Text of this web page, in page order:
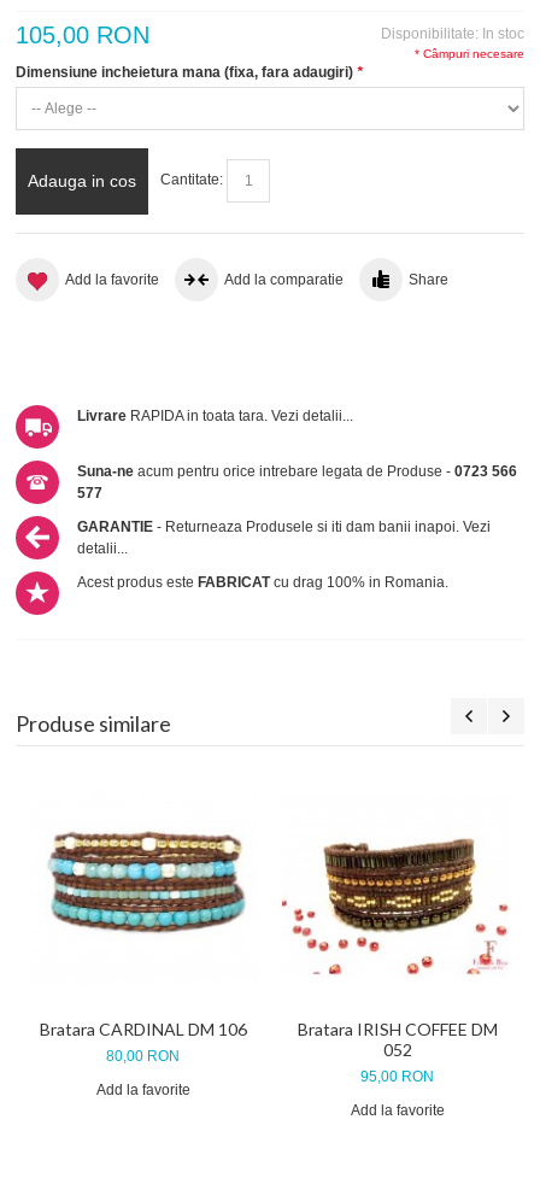
Disponibilitate: In stoc
105,00 RON
*
Dimensiune incheietura mana (fixa, fara adaugiri)
* Câmpuri necesare
Adauga in cos Cantitate:
Add la favorite Add la comparatie Share
Livrare RAPIDA in toata tara.Vezi detalii...
Suna-ne acum pentru orice intrebare legata de Produse -0723 566
577
GARANTIE - Returneaza Produsele si iti dam banii inapoi.Vezi
detalii...
Acest produs este FABRICATcu drag 100% in Romania.
Produse similare
Bratara CARDINAL DM 106
80,00 RON
Add la favorite
Bratara IRISH COFFEE DM
052
95,00 RON
Add la favorite